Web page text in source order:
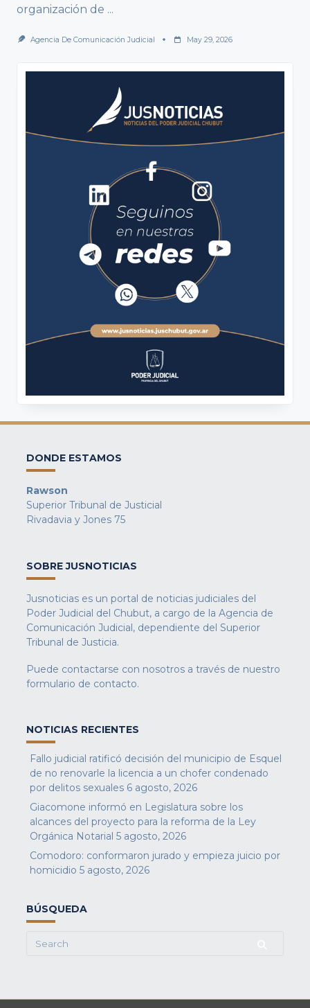
organización de ...
Agencia De Comunicación Judicial May 29, 2026
DONDE ESTAMOS
Rawson
Superior Tribunal de Justicial
Rivadavia y Jones 75
SOBRE JUSNOTICIAS
Jusnoticias es un portal de noticias judiciales del
Poder Judicial del Chubut, a cargo de la Agencia de
Comunicación Judicial, dependiente del Superior
Tribunal de Justicia.
Puede contactarse con nosotros a través de nuestro
formulario de contacto.
NOTICIAS RECIENTES
Fallo judicial ratificó decisión del municipio de Esquel
de no renovarle la licencia a un chofer condenado
por delitos sexuales 6 agosto, 2026
Giacomone informó en Legislatura sobre los
alcances del proyecto para la reforma de la Ley
Orgánica Notarial 5 agosto, 2026
Comodoro: conformaron jurado y empieza juicio por
homicidio 5 agosto, 2026
BÚSQUEDA
Search